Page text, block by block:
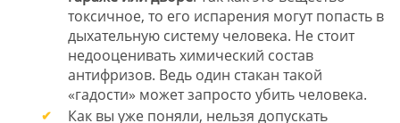
токсичное, то его испарения могут попасть в
дыхательную систему человека. Не стоит
недооценивать химический состав
антифризов. Ведь один стакан такой
«гадости» может запросто убить человека.
Как вы уже поняли, нельзя допускать